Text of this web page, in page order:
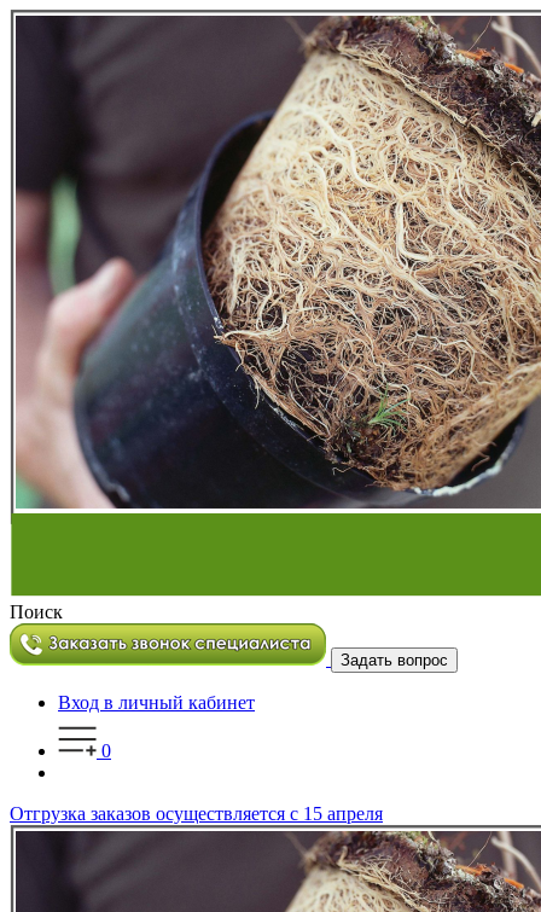
Поиск
Задать вопрос
Вход в личный кабинет
0
Отгрузка заказов осуществляется с 15 апреля